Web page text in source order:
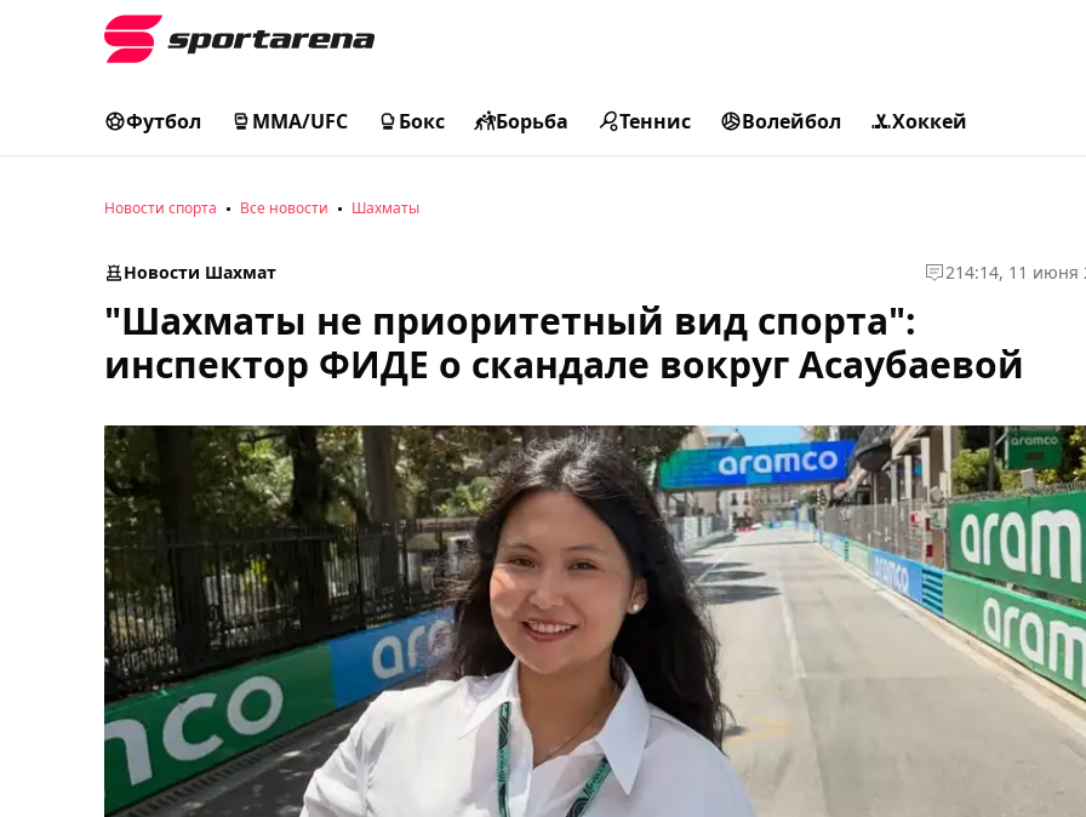
Футбол MMA/UFC Бокс Борьба Теннис Волейбол Хоккей
Новости спорта Все новости Шахматы
Новости Шахмат 214:14, 11 июня
"Шахматы не приоритетный вид спорта":
инспектор ФИДЕ о скандале вокруг Асаубаевой